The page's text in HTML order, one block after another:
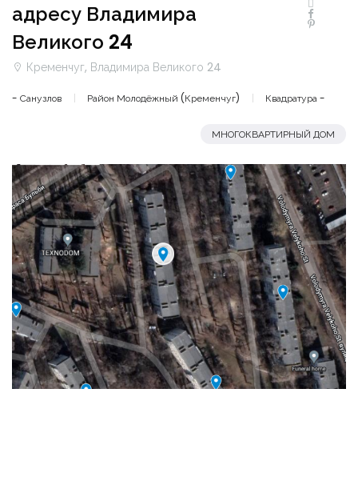
адресу Владимира
Великого 24
Кременчуг, Владимира Великого 24
- Санузлов Район Молодёжный (Кременчуг) Квадратура -
МНОГОКВАРТИРНЫЙ ДОМ